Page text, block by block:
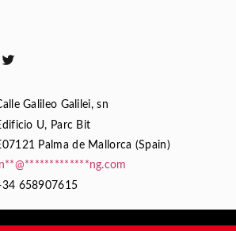
Galileo Galilei, sn
U, Parc Bit
Palma de Mallorca (Spain)
**@*************ng.com
658907615